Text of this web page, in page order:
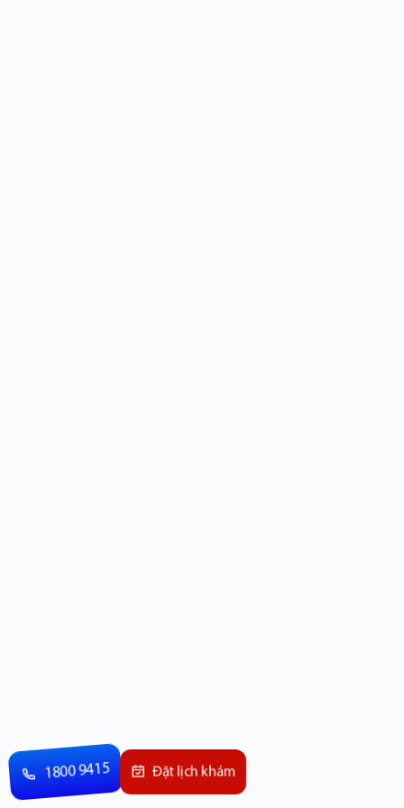
1800 9415 Đặt lịch khám